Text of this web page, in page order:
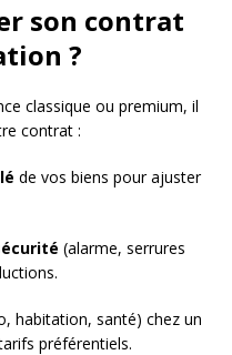
son contrat
?
classique ou premium, il
contrat :
de vos biens pour ajuster
(alarme, serrures
habitation, santé) chez un
préférentiels.